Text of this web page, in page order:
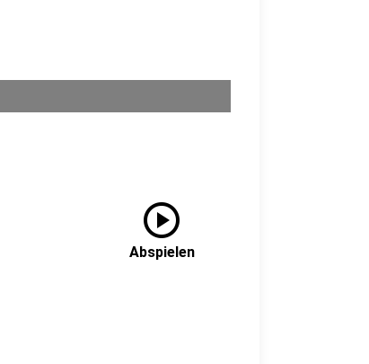
play_circle
Abspielen